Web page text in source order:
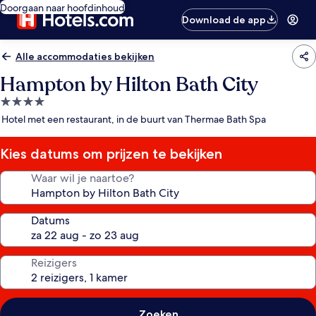
Doorgaan naar hoofdinhoud
Download de app
Alle accommodaties bekijken
Hampton by Hilton Bath City
4.0-
sterrenaccommodatie
Hotel met een restaurant, in de buurt van Thermae Bath Spa
Kies datums om prijzen te bekijken
Waar wil je naartoe?
Datums
Reizigers